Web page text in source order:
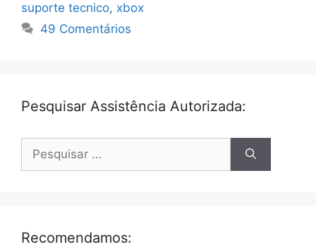
suporte tecnico, xbox
49 Comentários
Pesquisar Assistência Autorizada:
Pesquisar
Recomendamos: